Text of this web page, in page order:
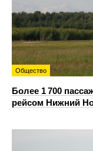
Общество
Более 1 700
рейсом Нижний